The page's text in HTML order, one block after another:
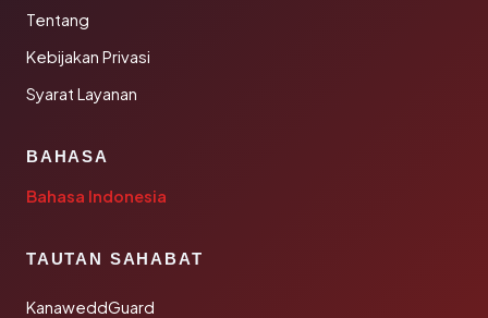
Tentang
Kebijakan Privasi
Syarat Layanan
BAHASA
Bahasa Indonesia
TAUTAN SAHABAT
KanaweddGuard